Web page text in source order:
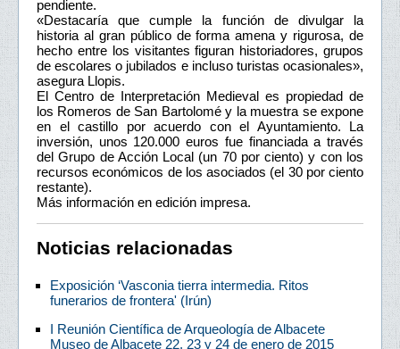
pendiente.
«Destacaría que cumple la función de divulgar la
historia al gran público de forma amena y rigurosa, de
hecho entre los visitantes figuran historiadores, grupos
de escolares o jubilados e incluso turistas ocasionales»,
asegura Llopis.
El Centro de Interpretación Medieval es propiedad de
los Romeros de San Bartolomé y la muestra se expone
en el castillo por acuerdo con el Ayuntamiento. La
inversión, unos 120.000 euros fue financiada a través
del Grupo de Acción Local (un 70 por ciento) y con los
recursos económicos de los asociados (el 30 por ciento
restante).
Más información en edición impresa.
Noticias relacionadas
Exposición ‘Vasconia tierra intermedia. Ritos
funerarios de frontera' (Irún)
I Reunión Científica de Arqueología de Albacete
Museo de Albacete 22, 23 y 24 de enero de 2015